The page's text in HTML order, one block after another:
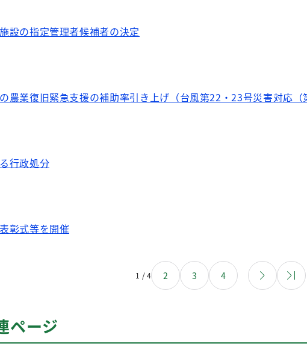
設の指定管理者候補者の決定
農業復旧緊急支援の補助率引き上げ（台風第22・23号災害対応
行政処分
彰式等を開催
1 / 4 2 3 4
ージ